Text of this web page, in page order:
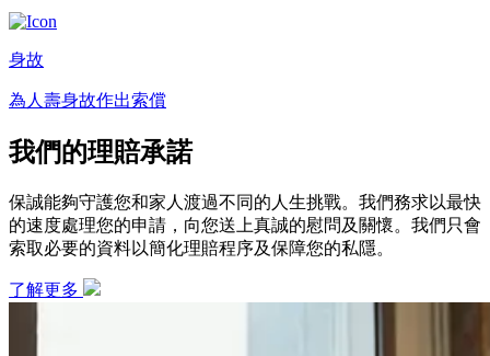
身故
為人壽身故作出索償
我們的理賠承諾
保誠能夠守護您和家人渡過不同的人生挑戰。我們務求以最快
的速度處理您的申請，向您送上真誠的慰問及關懷。我們只會
索取必要的資料以簡化理賠程序及保障您的私隱。
了解更多